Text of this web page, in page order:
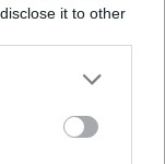
it to other